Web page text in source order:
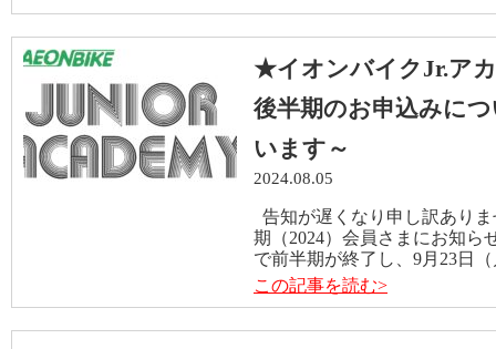
★イオンバイクJr.ア
後半期のお申込みに
います～
2024.08.05
告知が遅くなり申し訳あり
期（2024）会員さまにお知
で前半期が終了し、9月23日
この記事を読む>